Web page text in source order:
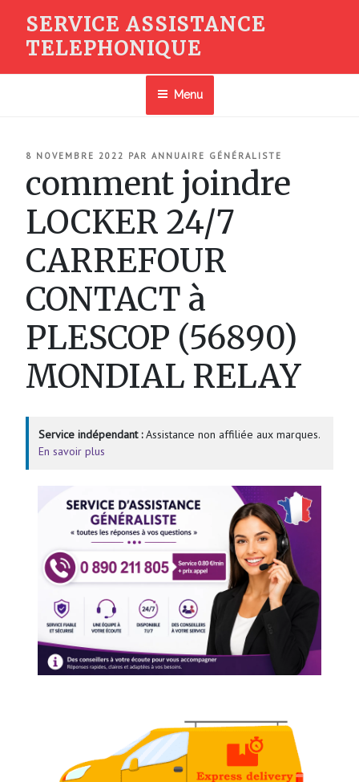
contenu
SERVICE ASSISTANCE
TELEPHONIQUE
Menu
PUBLIÉ
8 NOVEMBRE 2022 PAR ANNUAIRE GÉNÉRALISTE
comment joindre
LOCKER 24/7
CARREFOUR
CONTACT à
PLESCOP (56890)
MONDIAL RELAY
Service indépendant :Assistance non affiliée aux marques.
En savoir plus